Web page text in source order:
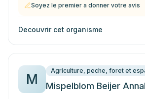
Soyez le premier a donner votre avis
Decouvrir cet organisme
M
Agriculture, peche, foret et
Mispelblom Beijer